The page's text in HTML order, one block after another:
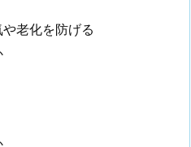
老化を防げる